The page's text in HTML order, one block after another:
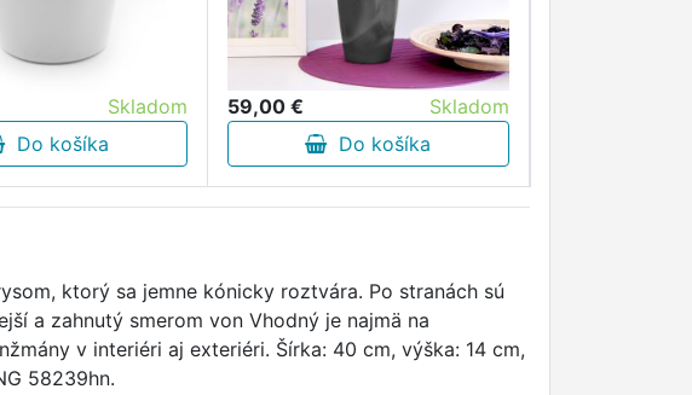
Skladom
Do košíka
59,00 €
Skladom
Do košíka
ktorý sa jemne kónicky roztvára. Po stranách sú
a zahnutý smerom von Vhodný je najmä na
v interiéri aj exteriéri. Šírka: 40 cm, výška: 14 cm,
58239hn.